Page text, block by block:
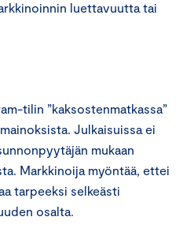
luettavuutta tai
tilin ”kaksostenmatkassa”
Julkaisuissa ei
mukaan
Markkinoija myöntää, ettei
tarpeeksi selkeästi
osalta.